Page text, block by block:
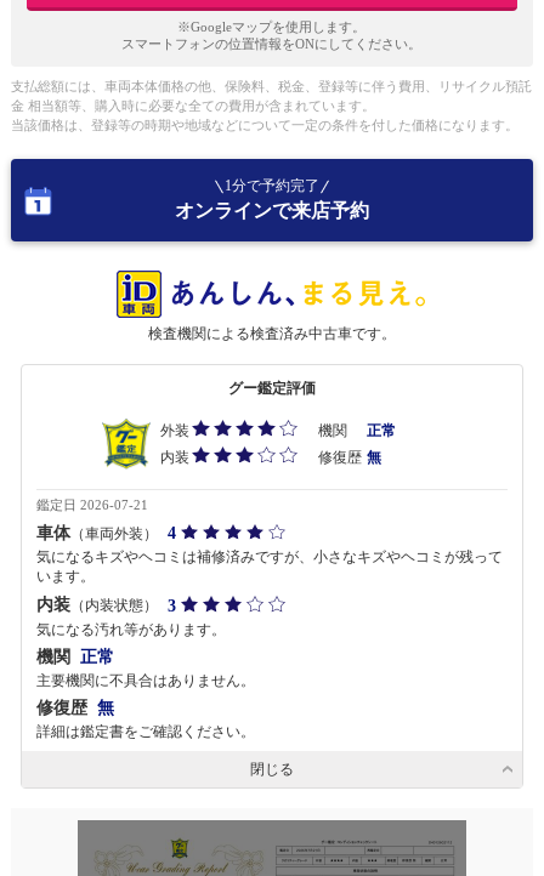
※Googleマップを使用します。
スマートフォンの位置情報をONにしてください。
支払総額には、車両本体価格の他、保険料、税金、登録等に伴う費用、リサイクル預託
金 相当額等、購入時に必要な全ての費用が含まれています。
当該価格は、登録等の時期や地域などについて一定の条件を付した価格になります。
1分で予約完了
オンラインで来店予約
検査機関による検査済み中古車です。
グー鑑定評価
外装 機関
正常
内装
修復歴 無
鑑定日 2026-07-21
車体（車両外装） 4
気になるキズやヘコミは補修済みですが、小さなキズやヘコミが残って
います。
内装 （内装状態） 3
気になる汚れ等があります。
機関 正常
主要機関に不具合はありません。
修復歴 無
詳細は鑑定書をご確認ください。
閉じる